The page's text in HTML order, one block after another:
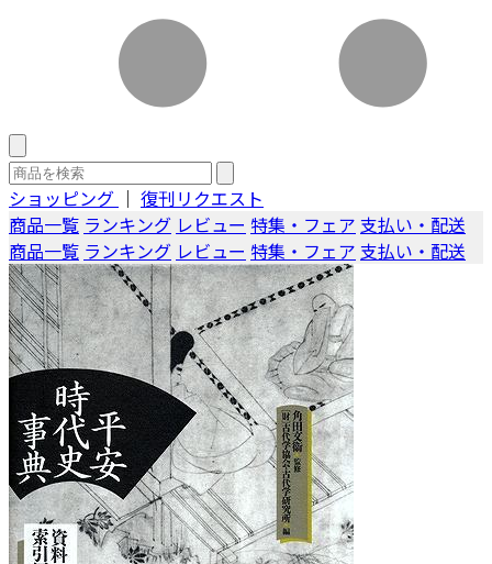
ショッピング ｜ 復刊リクエスト
商品一覧 ランキング レビュー 特集・フェア 支払い・配送
商品一覧 ランキング レビュー 特集・フェア 支払い・配送